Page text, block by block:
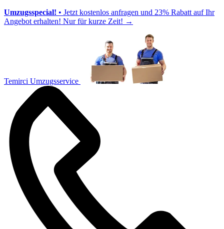
Umzugsspecial! • Jetzt kostenlos anfragen und 23% Rabatt auf Ihr
Angebot erhalten! Nur für kurze Zeit! →
Temirci Umzugsservice